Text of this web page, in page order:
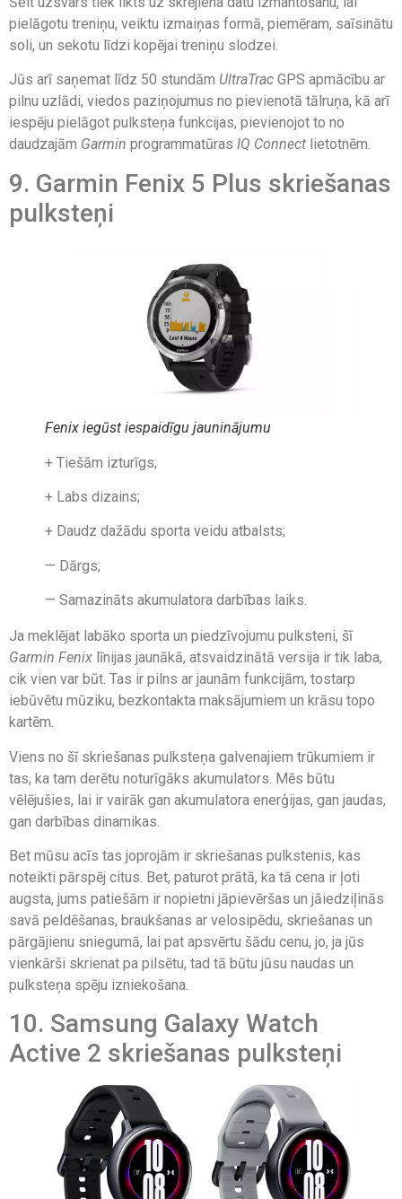
pielāgotu treniņu, veiktu izmaiņas formā, piemēram, saīsinātu
soli, un sekotu līdzi kopējai treniņu slodzei.
Jūs arī saņemat līdz 50 stundām UltraTrac GPS apmācību ar
pilnu uzlādi, viedos paziņojumus no pievienotā tālruņa, kā arī
iespēju pielāgot pulksteņa funkcijas, pievienojot to no
daudzajām Garmin programmatūras IQ Connect lietotnēm.
9. Garmin Fenix 5 Plus skriešanas
pulksteņi
Fenix iegūst iespaidīgu jauninājumu
+ Tiešām izturīgs;
+ Labs dizains;
+ Daudz dažādu sporta veidu atbalsts;
— Dārgs;
— Samazināts akumulatora darbības laiks.
Ja meklējat labāko sporta un piedzīvojumu pulksteni, šī
Garmin Fenix līnijas jaunākā, atsvaidzinātā versija ir tik laba,
cik vien var būt. Tas ir pilns ar jaunām funkcijām, tostarp
iebūvētu mūziku, bezkontakta maksājumiem un krāsu topo
kartēm.
Viens no šī skriešanas pulksteņa galvenajiem trūkumiem ir
tas, ka tam derētu noturīgāks akumulators. Mēs būtu
vēlējušies, lai ir vairāk gan akumulatora enerģijas, gan jaudas,
gan darbības dinamikas.
Bet mūsu acīs tas joprojām ir skriešanas pulkstenis, kas
noteikti pārspēj citus. Bet, paturot prātā, ka tā cena ir ļoti
augsta, jums patiešām ir nopietni jāpievēršas un jāiedziļinās
savā peldēšanas, braukšanas ar velosipēdu, skriešanas un
pārgājienu sniegumā, lai pat apsvērtu šādu cenu, jo, ja jūs
vienkārši skrienat pa pilsētu, tad tā būtu jūsu naudas un
pulksteņa spēju izniekošana.
10. Samsung Galaxy Watch
Active 2 skriešanas pulksteņi